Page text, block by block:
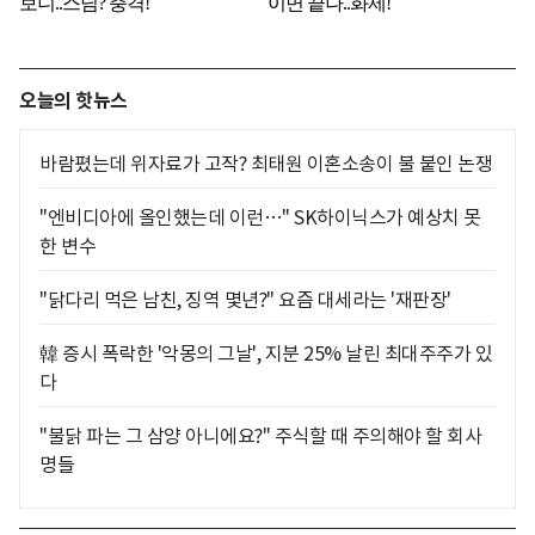
오늘의 핫뉴스
바람폈는데 위자료가 고작? 최태원 이혼소송이 불 붙인 논쟁
"엔비디아에 올인했는데 이런…" SK하이닉스가 예상치 못
한 변수
"닭다리 먹은 남친, 징역 몇년?" 요즘 대세라는 '재판장'
韓 증시 폭락한 '악몽의 그날', 지분 25% 날린 최대주주가 있
다
"불닭 파는 그 삼양 아니에요?" 주식할 때 주의해야 할 회사
명들